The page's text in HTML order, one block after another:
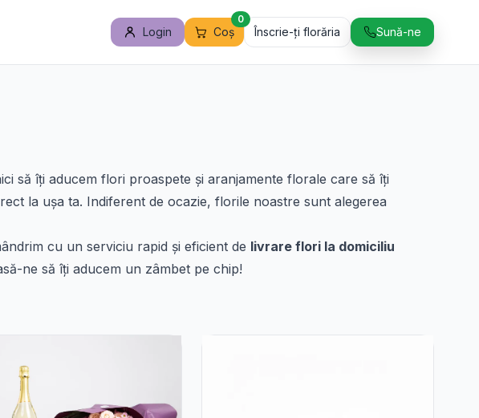
Login Coș
0
Înscrie-ți florăria Sună-ne
să îți aducem flori proaspete și aranjamente florale care să îți
la ușa ta. Indiferent de ocazie, florile noastre sunt alegerea
cu un serviciu rapid și eficient de livrare flori la domiciliu
ne să îți aducem un zâmbet pe chip!